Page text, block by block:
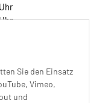
Sie den Einsatz
Vimeo,
und
Uhr